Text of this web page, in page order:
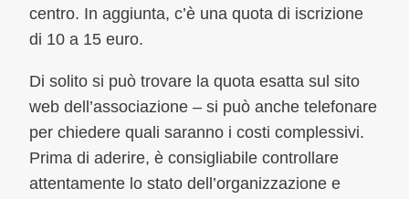
centro. In aggiunta, c’è una quota di iscrizione
di 10 a 15 euro.
Di solito si può trovare la quota esatta sul sito
web dell’associazione – si può anche telefonare
per chiedere quali saranno i costi complessivi.
Prima di aderire, è consigliabile controllare
attentamente lo stato dell’organizzazione e